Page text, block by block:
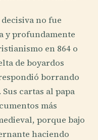
no fue
y profundamente
en 864 o
de boyardos
borrando
cartas al papa
más
porque bajo
haciendo